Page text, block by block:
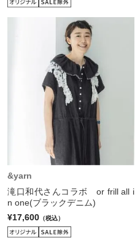
&yarn
滝口和代さんコラボ or frill all i
n one(ブラックデニム)
¥17,600 （税込）